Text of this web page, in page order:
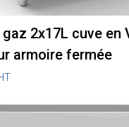
2x17L cuve en
armoire fermée